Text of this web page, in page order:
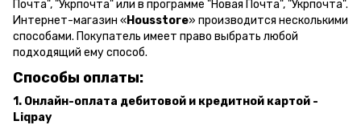
Почта", "Укрпочта" или в программе "Новая Почта", "Укрпочта".
Интернет-магазин «Housstore» производится несколькими
способами. Покупатель имеет право выбрать любой
подходящий ему способ.
Способы оплаты:
1. Онлайн-оплата дебитовой и кредитной картой -
Liqpay